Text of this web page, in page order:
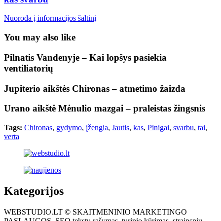
Nuoroda į informacijos šaltinį
You may also like
Pilnatis Vandenyje – Kai lopšys pasiekia
ventiliatorių
Jupiterio aikštės Chironas – atmetimo žaizda
Urano aikštė Mėnulio mazgai – praleistas žingsnis
Tags: Chironas, gydymo, įžengia, Jautis, kas, Pinigai, svarbu, tai,
verta
Kategorijos
WEBSTUDIO.LT © SKAITMENINIO MARKETINGO